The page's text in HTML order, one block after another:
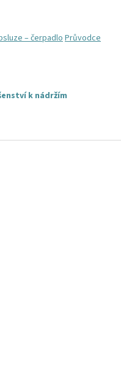
– čerpadloPrůvodce
k nádržím